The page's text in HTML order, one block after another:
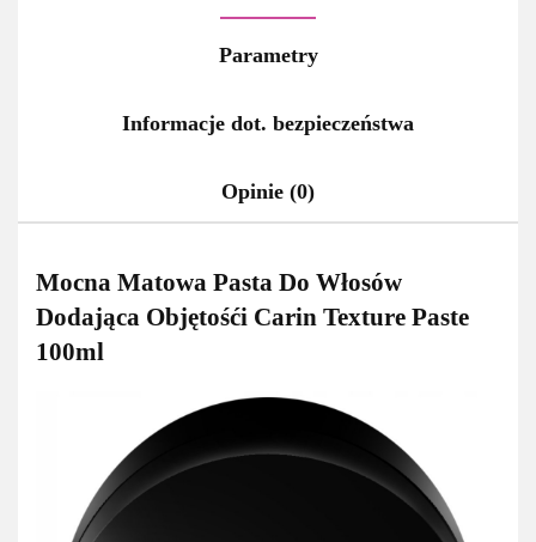
Parametry
Informacje dot. bezpieczeństwa
Opinie (0)
Mocna Matowa Pasta Do Włosów
Dodająca Objętośći Carin Texture Paste
100ml